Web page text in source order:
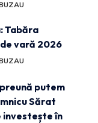
Tabăra
vară 2026
putem
Sărat
investește în